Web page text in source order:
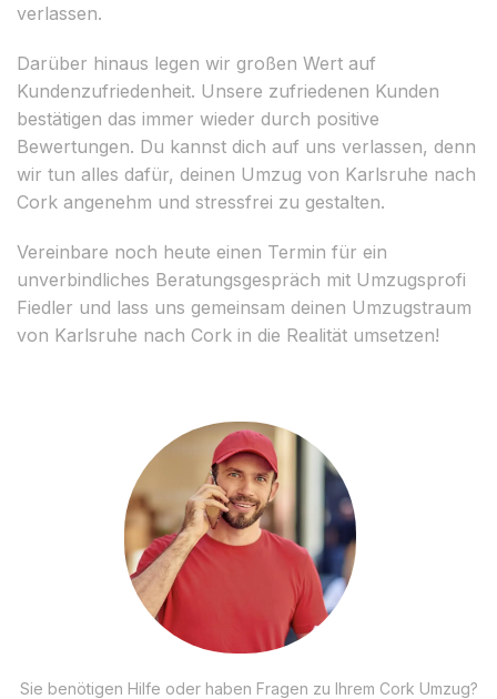
verlassen.
Darüber hinaus legen wir großen Wert auf
Kundenzufriedenheit. Unsere zufriedenen Kunden
bestätigen das immer wieder durch positive
Bewertungen. Du kannst dich auf uns verlassen, denn
wir tun alles dafür, deinen Umzug von Karlsruhe nach
Cork angenehm und stressfrei zu gestalten.
Vereinbare noch heute einen Termin für ein
unverbindliches Beratungsgespräch mit Umzugsprofi
Fiedler und lass uns gemeinsam deinen Umzugstraum
von Karlsruhe nach Cork in die Realität umsetzen!
Sie benötigen Hilfe oder haben Fragen zu Ihrem Cork Umzug?